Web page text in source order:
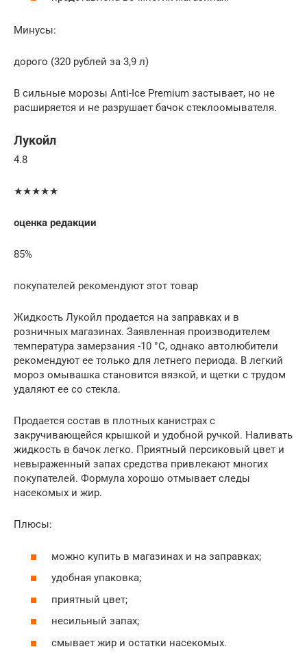
Минусы:
дорого (320 рублей за 3,9 л)
В сильные морозы Anti-Ice Premium застывает, но не
расширяется и не разрушает бачок стеклоомывателя.
Лукойл
4.8
★★★★★
оценка редакции
85%
покупателей рекомендуют этот товар
Жидкость Лукойл продается на заправках и в
розничных магазинах. Заявленная производителем
температура замерзания -10 °C, однако автолюбители
рекомендуют ее только для летнего периода. В легкий
мороз омывашка становится вязкой, и щетки с трудом
удаляют ее со стекла.
Продается состав в плотных канистрах с
закручивающейся крышкой и удобной ручкой. Наливать
жидкость в бачок легко. Приятный персиковый цвет и
невыраженный запах средства привлекают многих
покупателей. Формула хорошо отмывает следы
насекомых и жир.
Плюсы:
можно купить в магазинах и на заправках;
удобная упаковка;
приятный цвет;
несильный запах;
смывает жир и остатки насекомых.